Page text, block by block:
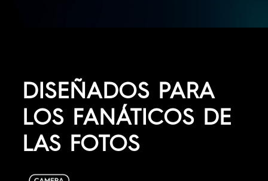
DISEÑADOS PARA
LOS FANÁTICOS DE
LAS FOTOS